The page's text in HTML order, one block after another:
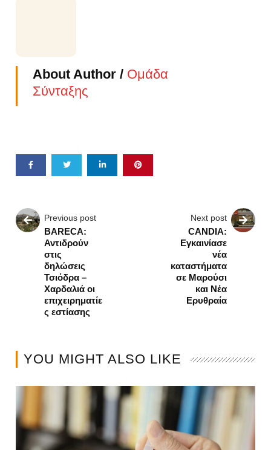
About Author / Ομάδα
Σύνταξης
Previous post
BARECA:
Αντιδρούν
στις
δηλώσεις
Τσιόδρα –
Χαρδαλιά οι
επιχειρηματίε
ς εστίασης
Next post
CANDIA:
Εγκαινίασε
νέα
καταστήματα
σε Μαρούσι
και Νέα
Ερυθραία
YOU MIGHT ALSO LIKE